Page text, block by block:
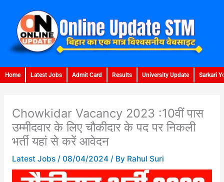
content
Home Latest Jobs Admit Card Results University Update Sarkari
Chowkidar Vacancy 2023 :10वीं पास
उम्मीदवार के लिए चौकीदार के पद पर निकली
भर्ती यहां से करें आवेदन
Latest Jobs/ 08/04/2024 / By Rahul Suri